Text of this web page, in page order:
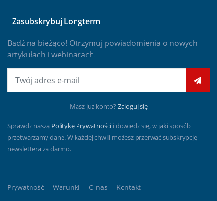
Zasubskrybuj Longterm
Bądź na bieżąco! Otrzymuj powiadomienia o nowych
artykułach i webinarach.
Masz już konto? Zaloguj się
Sprawdź naszą Politykę Prywatności i dowiedz się, w jaki sposób
przetwarzamy dane. W każdej chwili możesz przerwać subskrypcję
newslettera za darmo.
Prywatność Warunki O nas Kontakt